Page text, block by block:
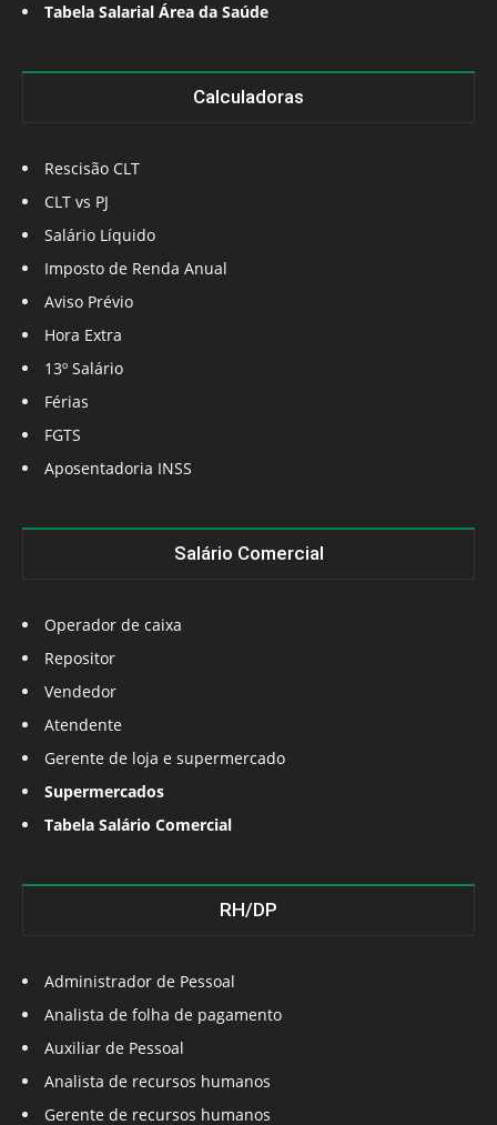
Tabela Salarial Área da Saúde
Calculadoras
Rescisão CLT
CLT vs PJ
Salário Líquido
Imposto de Renda Anual
Aviso Prévio
Hora Extra
13º Salário
Férias
FGTS
Aposentadoria INSS
Salário Comercial
Operador de caixa
Repositor
Vendedor
Atendente
Gerente de loja e supermercado
Supermercados
Tabela Salário Comercial
RH/DP
Administrador de Pessoal
Analista de folha de pagamento
Auxiliar de Pessoal
Analista de recursos humanos
Gerente de recursos humanos